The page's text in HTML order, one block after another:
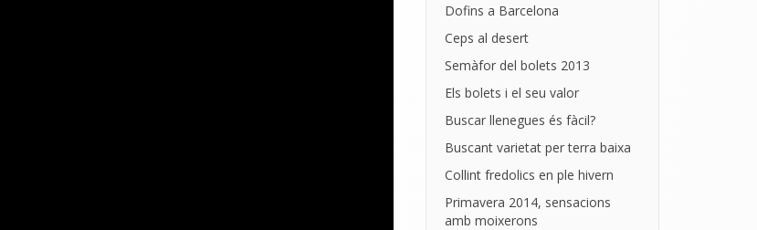
Dofins a Barcelona
Ceps al desert
Semàfor del bolets 2013
Els bolets i el seu valor
Buscar llenegues és fàcil?
Buscant varietat per terra baixa
Collint fredolics en ple hivern
Primavera 2014, sensacions
amb moixerons